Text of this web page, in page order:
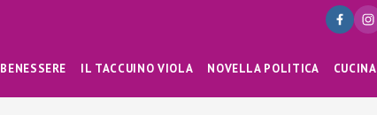
BENESSERE IL TACCUINO VIOLA NOVELLA POLITICA CUCINA